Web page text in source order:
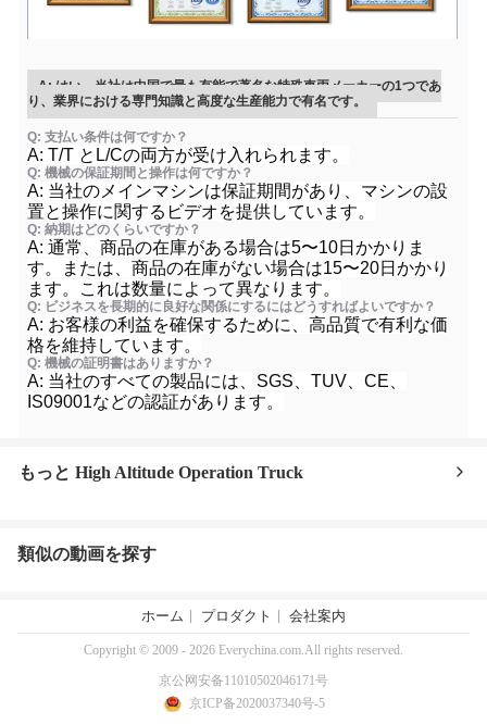
A: はい、当社は中国で最も有能で著名な特殊車両メーカーの1つであ
り、業界における専門知識と高度な生産能力で有名です。
Q: 支払い条件は何ですか？
A: T/T とL/Cの両方が受け入れられます。
Q: 機械の保証期間と操作は何ですか？
A: 当社のメインマシンは保証期間があり、マシンの設
置と操作に関するビデオを提供しています。
Q: 納期はどのくらいですか？
A: 通常、商品の在庫がある場合は5〜10日かかりま
す。または、商品の在庫がない場合は15〜20日かかり
ます。これは数量によって異なります。
Q: ビジネスを長期的に良好な関係にするにはどうすればよいですか？
A: お客様の利益を確保するために、高品質で有利な価
格を維持しています。
Q: 機械の証明書はありますか？
A: 当社のすべての製品には、SGS、TUV、CE、
IS09001などの認証があります。
もっと High Altitude Operation Truck
類似の動画を探す
ホーム プロダクト 会社案内
Copyright © 2009 - 2026 Everychina.com.All rights reserved.
京公网安备11010502046171号
京ICP备2020037340号-5